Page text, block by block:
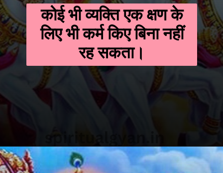
कोई भी व्यक्ति एक क्षण के
लिए भी कर्म किए बिना नहीं
रह सकता।